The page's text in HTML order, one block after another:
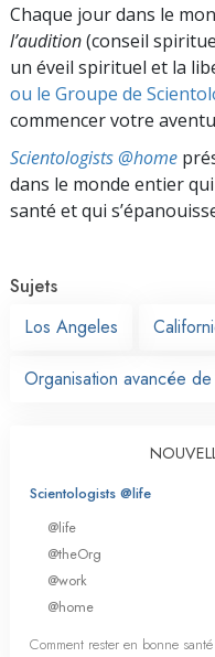
Chaque jour dans le
l’audition(conseil
un éveil spirituel et la
ou le Groupe de
commencer votre
Scientologists @home
dans le monde entier
santé et qui
Sujets
Los Angeles
Organisation avancée
Scientologists @life
@life
@theOrg
@work
@home
Comment rester en bonne santé